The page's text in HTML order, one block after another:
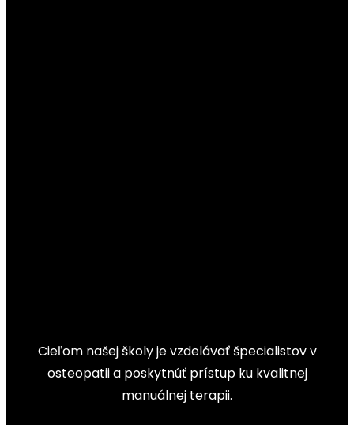
Cieľom našej školy je vzdelávať špecialistov v
osteopatii a poskytnúť prístup ku kvalitnej
manuálnej terapii.